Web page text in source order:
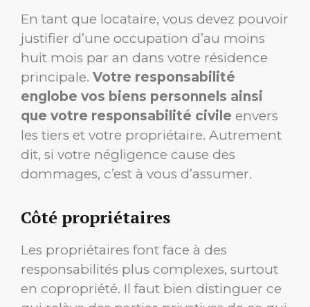
En tant que locataire, vous devez pouvoir
justifier d’une occupation d’au moins
huit mois par an dans votre résidence
principale. Votre responsabilité
englobe vos biens personnels ainsi
que votre responsabilité civile envers
les tiers et votre propriétaire. Autrement
dit, si votre négligence cause des
dommages, c’est à vous d’assumer.
Côté propriétaires
Les propriétaires font face à des
responsabilités plus complexes, surtout
en copropriété. Il faut bien distinguer ce